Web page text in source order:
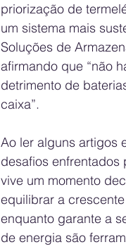
priorização de
um sistema mais
Soluções de
afirmando que “não
detrimento de
caixa”.
Ao ler alguns artigos
desafios
vive um momento
equilibrar a
enquanto garante a
de energia são